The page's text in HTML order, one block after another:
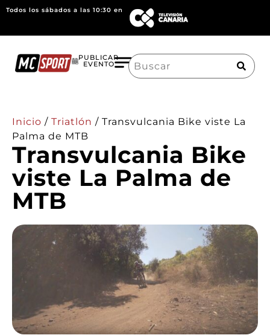
Todos los sábados a las 10:30 en
PUBLICAR
EVENTO
Search
for:
Inicio / Triatlón / Transvulcania Bike viste La
Palma de MTB
Transvulcania Bike
viste La Palma de
MTB